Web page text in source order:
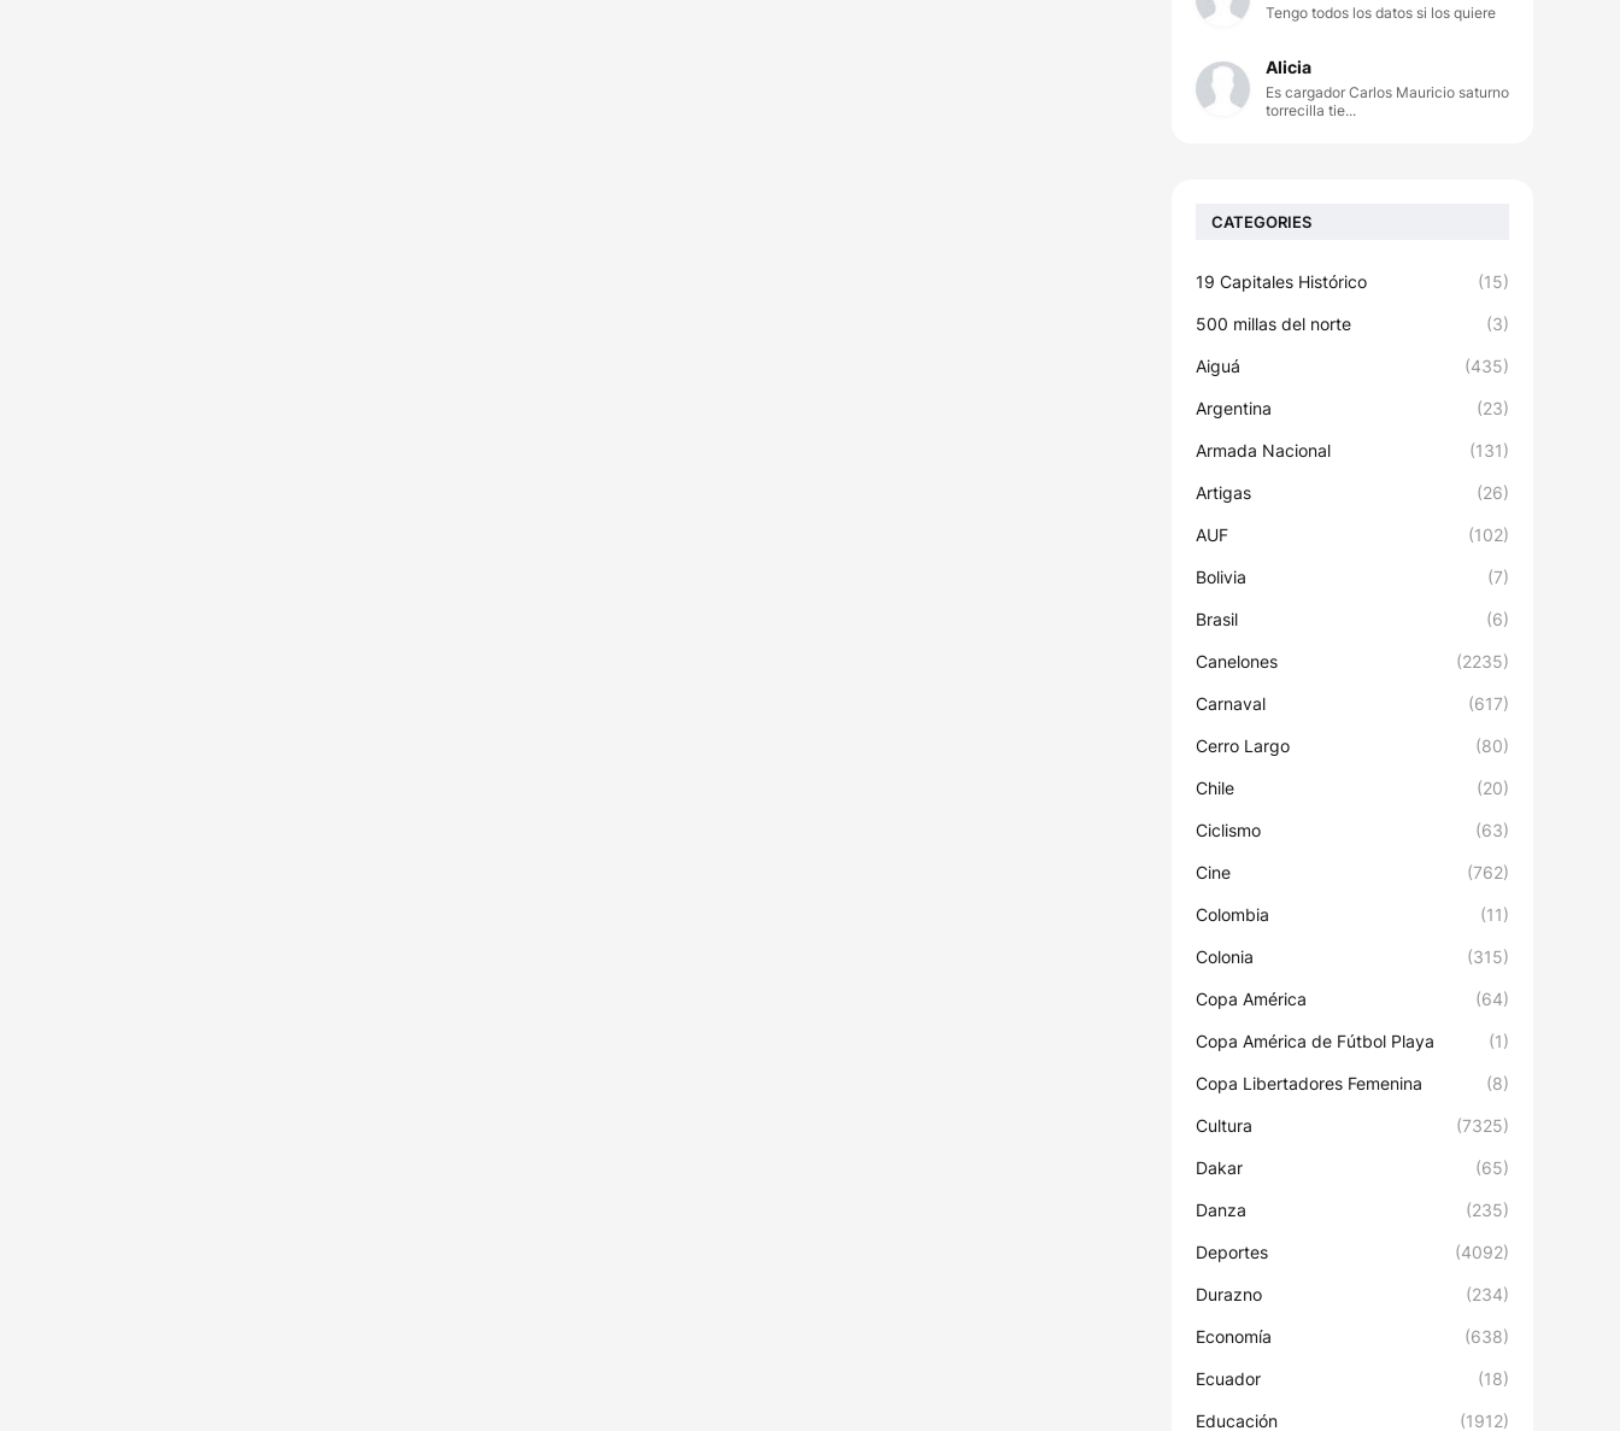
Tengo todos los datos si los quiere
Alicia
Es cargador Carlos Mauricio saturno
torrecilla tie...
CATEGORIES
19 Capitales Histórico (15)
500 millas del norte (3)
Aiguá (435)
Argentina (23)
Armada Nacional (131)
Artigas (26)
AUF (102)
Bolivia (7)
Brasil (6)
Canelones (2235)
Carnaval (617)
Cerro Largo (80)
Chile (20)
Ciclismo (63)
Cine (762)
Colombia (11)
Colonia (315)
Copa América (64)
Copa América de Fútbol Playa (1)
Copa Libertadores Femenina (8)
Cultura (7325)
Dakar (65)
Danza (235)
Deportes (4092)
Durazno (234)
Economía (638)
Ecuador (18)
Educación (1912)